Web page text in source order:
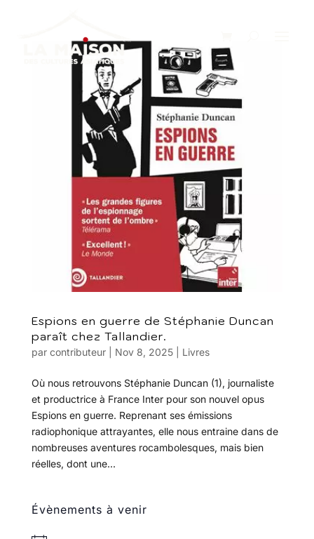
Espions en guerre de Stéphanie Duncan
paraît chez Tallandier.
par contributeur| Nov 8, 2025| Livres
Où nous retrouvons Stéphanie Duncan (1), journaliste
et productrice à France Inter pour son nouvel opus
Espions en guerre. Reprenant ses émissions
radiophonique attrayantes, elle nous entraine dans de
nombreuses aventures rocambolesques, mais bien
réelles, dont une...
Évènements à venir